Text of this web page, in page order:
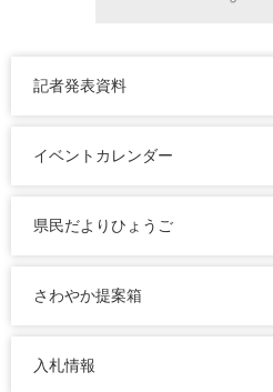
記者発表資料
イベントカレンダー
県民だよりひょうご
さわやか提案箱
入札情報